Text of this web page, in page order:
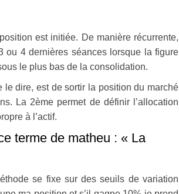
est initiée. De manière récurrente,
ou 4 dernières séances lorsque la figure
le plus bas de la consolidation.
le dire, est de sortir la position du marché
La 2ème permet de définir l’allocation
à l’actif.
terme de matheu : « La
se fixe sur des seuils de variation